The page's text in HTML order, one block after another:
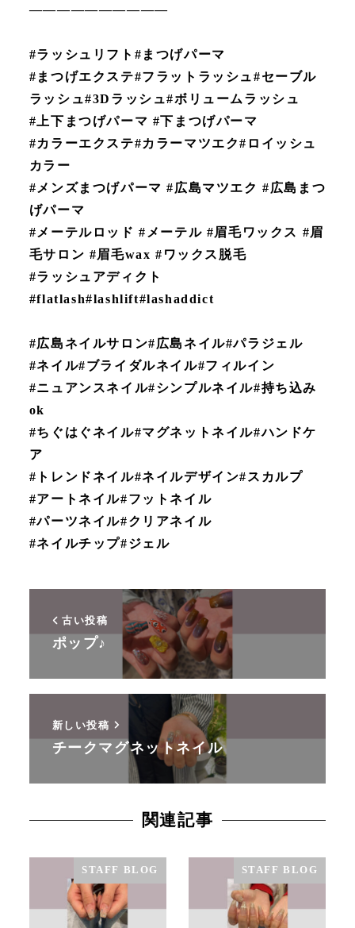
——————————
#ラッシュリフト#まつげパーマ
#まつげエクステ#フラットラッシュ#セーブル
ラッシュ#3Dラッシュ#ボリュームラッシュ
#上下まつげパーマ #下まつげパーマ
#カラーエクステ#カラーマツエク#ロイッシュ
カラー
#メンズまつげパーマ #広島マツエク #広島まつ
げパーマ
#メーテルロッド #メーテル #眉毛ワックス #眉
毛サロン #眉毛wax #ワックス脱毛
#ラッシュアディクト
#flatlash#lashlift#lashaddict
#広島ネイルサロン#広島ネイル#パラジェル
#ネイル#ブライダルネイル#フィルイン
#ニュアンスネイル#シンプルネイル#持ち込み
ok
#ちぐはぐネイル#マグネットネイル#ハンドケ
ア
#トレンドネイル#ネイルデザイン#スカルプ
#アートネイル#フットネイル
#パーツネイル#クリアネイル
#ネイルチップ#ジェル
古い投稿
ポップ♪
新しい投稿
チークマグネットネイル
関連記事
STAFF BLOG STAFF BLOG